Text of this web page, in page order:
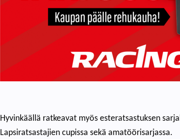
Hyvinkäällä ratkeavat myös esteratsastuksen
Lapsiratsastajien cupissa sekä amatöörisarjassa.